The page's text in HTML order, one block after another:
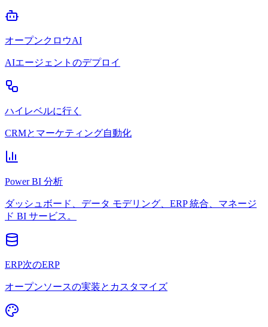
オープンクロウAI
AIエージェントのデプロイ
ハイレベルに行く
CRMとマーケティング自動化
Power BI 分析
ダッシュボード、データ モデリング、ERP 統合、マネージ
ド BI サービス。
ERP次のERP
オープンソースの実装とカスタマイズ